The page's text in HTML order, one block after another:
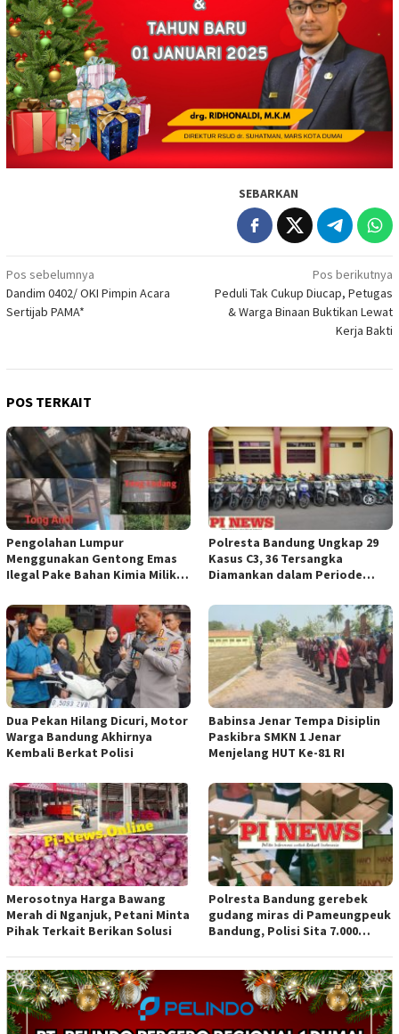
SEBARKAN
Navigasi
pos
Pos sebelumnya
Dandim 0402/ OKI Pimpin Acara
Sertijab PAMA*
Pos berikutnya
Peduli Tak Cukup Diucap, Petugas
& Warga Binaan Buktikan Lewat
Kerja Bakti
POS TERKAIT
Pengolahan Lumpur
Menggunakan Gentong Emas
Ilegal Pake Bahan Kimia Milik
Aparat Penegak Hukum ( APH )
Jangan Sampai Diam Saja
Polresta Bandung Ungkap 29
Kasus C3, 36 Tersangka
Diamankan dalam Periode
Dua Pekan Hilang Dicuri, Motor
Warga Bandung Akhirnya
Kembali Berkat Polisi
Babinsa Jenar Tempa Disiplin
Paskibra SMKN 1 Jenar
Menjelang HUT Ke-81 RI
Merosotnya Harga Bawang
Merah di Nganjuk, Petani Minta
Pihak Terkait Berikan Solusi
Polresta Bandung gerebek
gudang miras di Pameungpeuk
Bandung, Polisi Sita 7.000